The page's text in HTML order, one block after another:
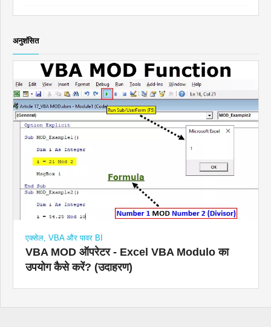
अनुशंसित
एक्सेल, VBA और पावर BI
VBA MOD ऑपरेटर - Excel VBA Modulo का
उपयोग कैसे करें? (उदाहरण)